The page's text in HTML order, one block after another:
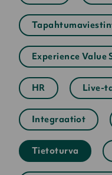
Experience Value
HR Live-
Integraatiot
Tietoturva